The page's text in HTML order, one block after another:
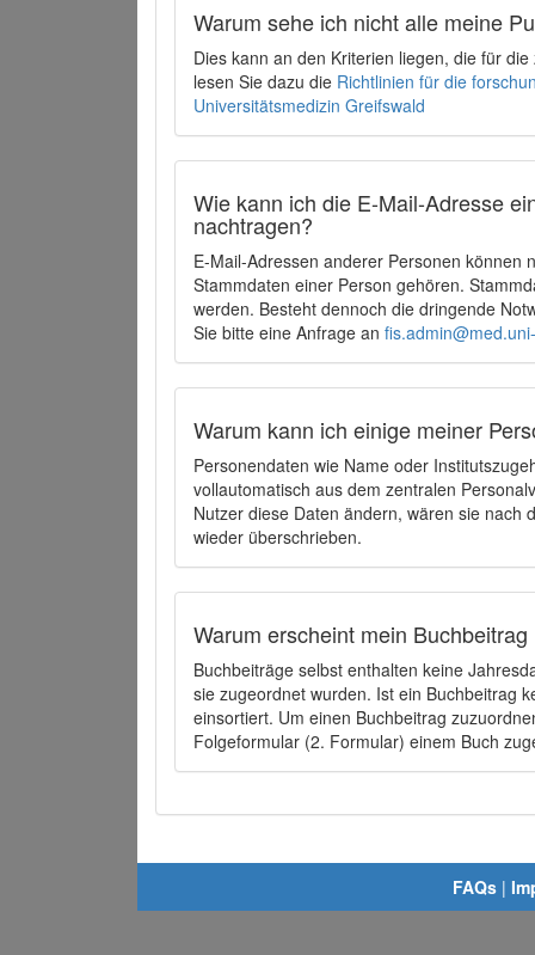
Warum sehe ich nicht alle meine
Dies kann an den Kriterien liegen, die für
lesen Sie dazu die Richtlinien für die
Universitätsmedizin Greifswald
Wie kann ich die E-Mail-Adresse
nachtragen?
E-Mail-Adressen anderer Personen können
Stammdaten einer Person gehören.
werden. Besteht dennoch die dringende
Sie bitte eine Anfrage an
Warum kann ich einige meiner
Personendaten wie Name oder
vollautomatisch aus dem zentralen
Nutzer diese Daten ändern, wären sie
wieder überschrieben.
Warum erscheint mein
Buchbeiträge selbst enthalten keine
sie zugeordnet wurden. Ist ein Buchbeitrag
einsortiert. Um einen Buchbeitrag
Folgeformular (2. Formular) einem Buch
FAQs |